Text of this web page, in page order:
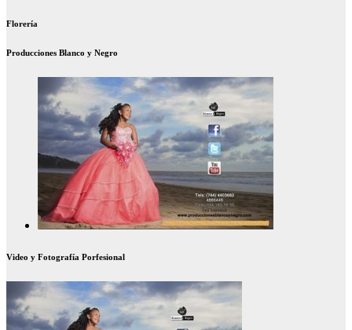
Florería
Producciones Blanco y Negro
Video y Fotografía Porfesional